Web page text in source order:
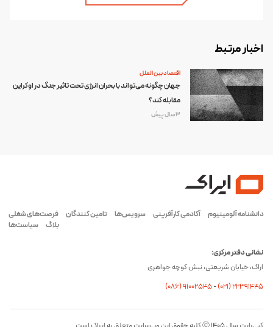
اخبار مرتبط
اقتصاد بین الملل
جهان چگونه می‌تواند با بحران انرژی تحت تاثیر جنگ در اوکراین
مقابله کند؟
3 سال پیش
دانشنامه آلومینیوم آکادمی کارآفرینی سرویس‌ها تامین کنندگان
فرصت‌های شغلی
بلاگ
سیاست‌ها
نشانی دفتر مرکزی:
اراک، خیابان شریعتی، نبش کوچه جواهری
(۰۸۶) ۹۱۰۰۲۵۴۵-(۰21) 22391445